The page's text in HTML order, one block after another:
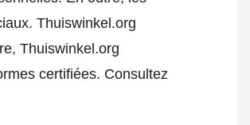
Thuiswinkel.org
Thuiswinkel.org
certifiées. Consultez